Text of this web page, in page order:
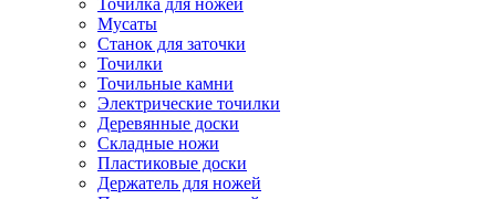
Точилка для ножей
Мусаты
Станок для заточки
Точилки
Точильные камни
Электрические точилки
Деревянные доски
Складные ножи
Пластиковые доски
Держатель для ножей